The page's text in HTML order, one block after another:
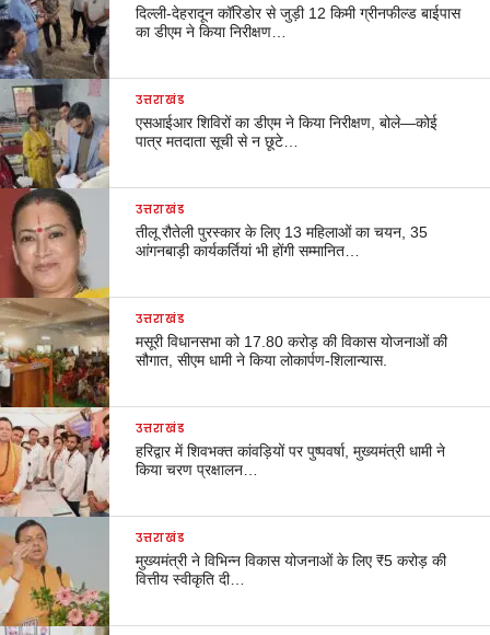
दिल्ली-देहरादून कॉरिडोर से जुड़ी 12 किमी ग्रीनफील्ड बाईपास
का डीएम ने किया निरीक्षण…
उत्तराखंड
एसआईआर शिविरों का डीएम ने किया निरीक्षण, बोले—कोई
पात्र मतदाता सूची से न छूटे…
उत्तराखंड
तीलू रौतेली पुरस्कार के लिए 13 महिलाओं का चयन, 35
आंगनबाड़ी कार्यकर्तियां भी होंगी सम्मानित…
उत्तराखंड
मसूरी विधानसभा को 17.80 करोड़ की विकास योजनाओं की
सौगात, सीएम धामी ने किया लोकार्पण-शिलान्यास.
उत्तराखंड
हरिद्वार में शिवभक्त कांवड़ियों पर पुष्पवर्षा, मुख्यमंत्री धामी ने
किया चरण प्रक्षालन…
उत्तराखंड
मुख्यमंत्री ने विभिन्न विकास योजनाओं के लिए ₹5 करोड़ की
वित्तीय स्वीकृति दी…